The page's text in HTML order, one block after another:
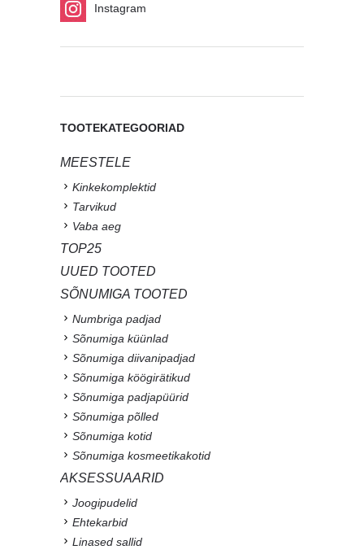
Instagram
TOOTEKATEGOORIAD
MEESTELE
Kinkekomplektid
Tarvikud
Vaba aeg
TOP25
UUED TOOTED
SÕNUMIGA TOOTED
Numbriga padjad
Sõnumiga küünlad
Sõnumiga diivanipadjad
Sõnumiga köögirätikud
Sõnumiga padjapüürid
Sõnumiga põlled
Sõnumiga kotid
Sõnumiga kosmeetikakotid
AKSESSUAARID
Joogipudelid
Ehtekarbid
Linased sallid